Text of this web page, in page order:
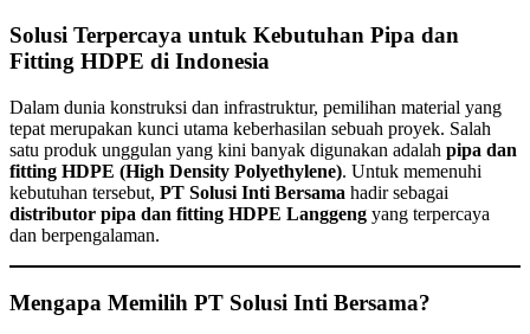
Solusi Terpercaya untuk Kebutuhan Pipa dan
Fitting HDPE di Indonesia
Dalam dunia konstruksi dan infrastruktur, pemilihan material yang
tepat merupakan kunci utama keberhasilan sebuah proyek. Salah
satu produk unggulan yang kini banyak digunakan adalah pipa dan
fitting HDPE (High Density Polyethylene). Untuk memenuhi
kebutuhan tersebut, PT Solusi Inti Bersama hadir sebagai
distributor pipa dan fitting HDPE Langgeng yang terpercaya
dan berpengalaman.
Mengapa Memilih PT Solusi Inti Bersama?